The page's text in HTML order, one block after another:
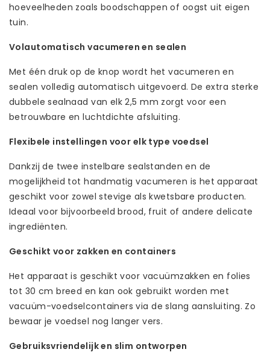
hoeveelheden zoals boodschappen of oogst uit eigen
tuin.
Volautomatisch vacumeren en sealen
Met één druk op de knop wordt het vacumeren en
sealen volledig automatisch uitgevoerd. De extra sterke
dubbele sealnaad van elk 2,5 mm zorgt voor een
betrouwbare en luchtdichte afsluiting.
Flexibele instellingen voor elk type voedsel
Dankzij de twee instelbare sealstanden en de
mogelijkheid tot handmatig vacumeren is het apparaat
geschikt voor zowel stevige als kwetsbare producten.
Ideaal voor bijvoorbeeld brood, fruit of andere delicate
ingrediënten.
Geschikt voor zakken en containers
Het apparaat is geschikt voor vacuümzakken en folies
tot 30 cm breed en kan ook gebruikt worden met
vacuüm-voedselcontainers via de slang aansluiting. Zo
bewaar je voedsel nog langer vers.
Gebruiksvriendelijk en slim ontworpen